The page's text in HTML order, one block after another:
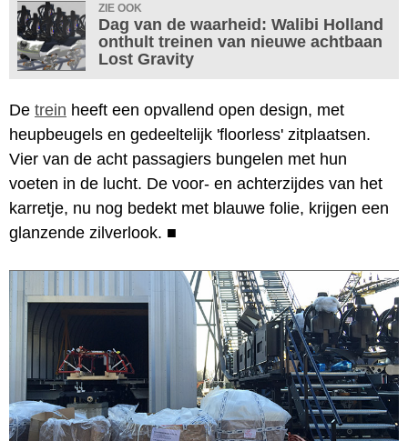
ZIE OOK
Dag van de waarheid: Walibi Holland
onthult treinen van nieuwe achtbaan
Lost Gravity
De trein heeft een opvallend open design, met
heupbeugels en gedeeltelijk 'floorless' zitplaatsen.
Vier van de acht passagiers bungelen met hun
voeten in de lucht. De voor- en achterzijdes van het
karretje, nu nog bedekt met blauwe folie, krijgen een
glanzende zilverlook. ■